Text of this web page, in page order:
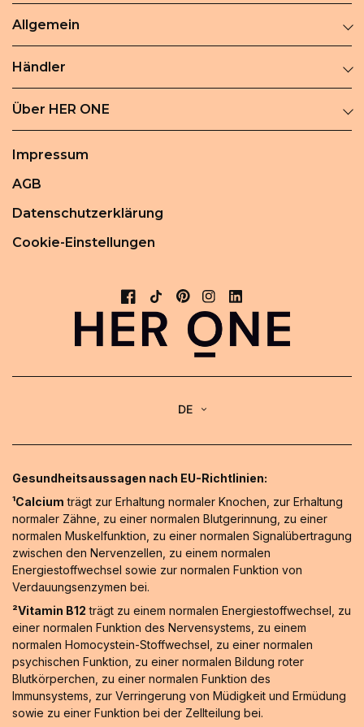
Allgemein
Händler
Über HER ONE
Impressum
AGB
Datenschutzerklärung
Cookie-Einstellungen
DE
Gesundheitsaussagen nach EU-Richtlinien:
¹Calcium trägt zur Erhaltung normaler Knochen, zur Erhaltung
normaler Zähne, zu einer normalen Blutgerinnung, zu einer
normalen Muskelfunktion, zu einer normalen Signalübertragung
zwischen den Nervenzellen, zu einem normalen
Energiestoffwechsel sowie zur normalen Funktion von
Verdauungsenzymen bei.
²Vitamin B12 trägt zu einem normalen Energiestoffwechsel, zu
einer normalen Funktion des Nervensystems, zu einem
normalen Homocystein-Stoffwechsel, zu einer normalen
psychischen Funktion, zu einer normalen Bildung roter
Blutkörperchen, zu einer normalen Funktion des
Immunsystems, zur Verringerung von Müdigkeit und Ermüdung
sowie zu einer Funktion bei der Zellteilung bei.